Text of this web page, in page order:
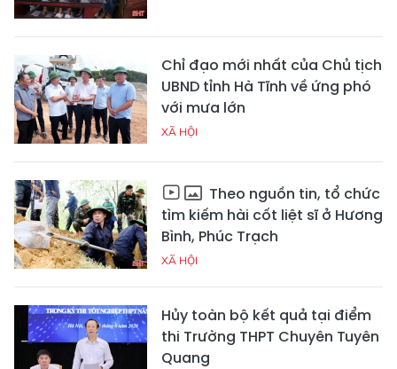
Chỉ đạo mới nhất của Chủ tịch
UBND tỉnh Hà Tĩnh về ứng phó
với mưa lớn
XÃ HỘI
Theo nguồn tin, tổ chức
tìm kiếm hài cốt liệt sĩ ở Hương
Bình, Phúc Trạch
XÃ HỘI
Hủy toàn bộ kết quả tại điểm
thi Trường THPT Chuyên Tuyên
Quang